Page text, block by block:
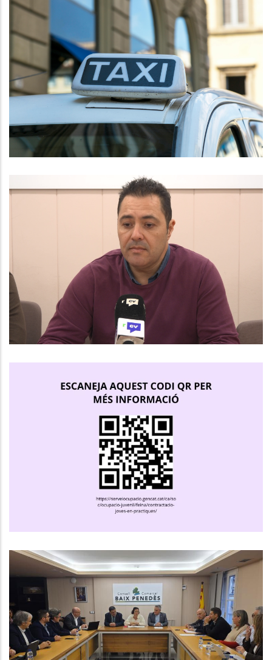
El Baix Penedès Avança Cap A La
Demarcació Única Del Servei De
Taxi
Altres,P. econòmica
El Consell Comarcal Del Baix
Penedès Impulsa Noves
Contractacions Juvenils Amb El
Programa Joves En Pràctiques
2025
Joventut,Ocupació
Programa Joves En Pràctiques
Joventut,Ocupació
La Consellera D’Economia I
Finances Presenta Al Consell
Comarcal Del Baix Penedès Els
Avenços Del Projecte IDIADA 2